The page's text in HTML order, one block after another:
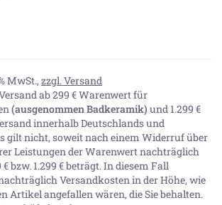
MwSt., zzgl. Versand
ab 299 € Warenwert für
(ausgenommen Badkeramik) und 1.299 €
innerhalb Deutschlands und
gilt nicht, soweit nach einem Widerruf über
Leistungen der Warenwert nachträglich
bzw. 1.299 € beträgt. In diesem Fall
Versandkosten in der Höhe, wie
Artikel angefallen wären, die Sie behalten.